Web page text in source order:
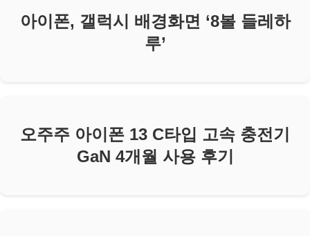
아이폰, 갤럭시 배경화면 ‘8볼 들레하
루’
오주주 아이폰 13 C타입 고속 충전기
GaN 4개월 사용 후기